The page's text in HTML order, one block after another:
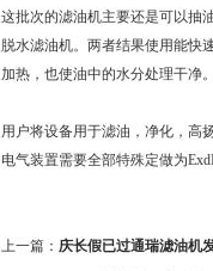
这批次的滤油机主要还是可以抽
脱水滤油机。两者结果使用能快
加热，也使油中的水分处理干净
用户将设备用于滤油，净化，高
电气装置需要全部特殊定做为
上一篇： 庆长假已过通瑞滤油机